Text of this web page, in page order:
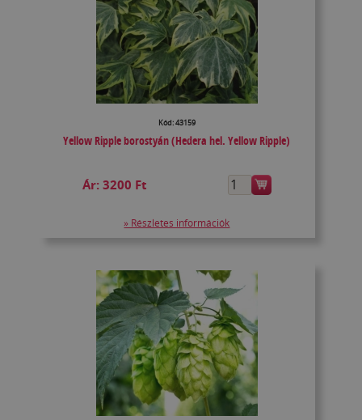
Kód: 43159
Yellow Ripple borostyán (Hedera hel. Yellow Ripple)
Ár:3200 Ft
» Részletes információk